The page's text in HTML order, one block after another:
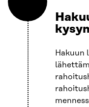
Hakuun